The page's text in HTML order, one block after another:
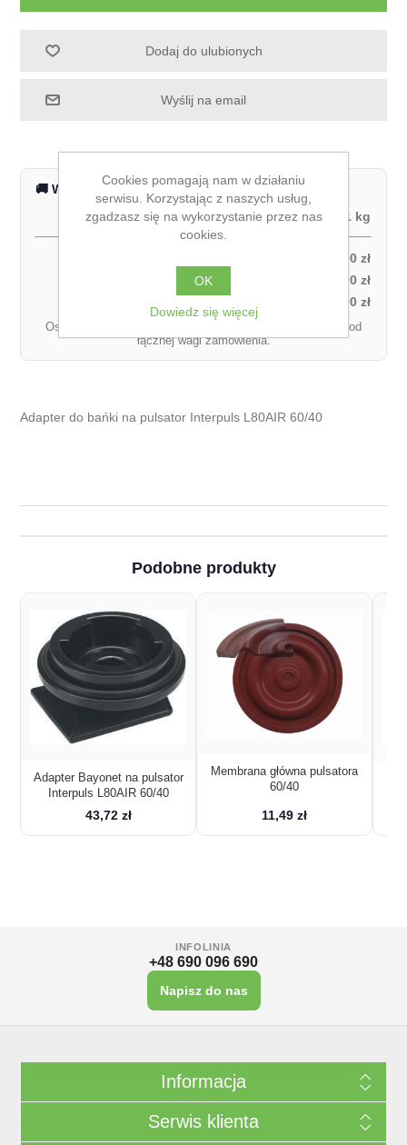
Dodaj do ulubionych
Wyślij na email
🚚 Wysyłka na terenie całej Polski
Waga produktu:
1 kg
0,00 zł
Kurier DPD – za pobraniem (1 paczka):
27,00 zł
21,00 zł
Ostateczny koszt dostawy może się różnić w zależności od
łącznej wagi zamówienia.
Adapter do bańki na pulsator Interpuls L80AIR 60/40
Podobne produkty
Adapter Bayonet na pulsator
Interpuls L80AIR 60/40
43,72 zł
Membrana główna pulsatora
60/40
11,49 zł
INFOLINIA
+48 690 096 690
Napisz do nas
Informacja
Serwis klienta
Cookies pomagają nam w działaniu
serwisu. Korzystając z naszych usług,
zgadzasz się na wykorzystanie przez nas
cookies.
OK
Dowiedz się więcej